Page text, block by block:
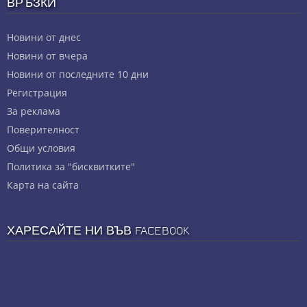
ВРЪЗКИ
Новини от днес
Новини от вчера
Новини от последните 10 дни
Регистрация
За реклама
Πoвepитeлнocт
Общи условия
Политика за "бисквитките"
Карта на сайта
ХАРЕСАЙТЕ НИ ВЪВ FACEBOOK